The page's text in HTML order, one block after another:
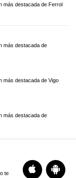
más destacada de Ferrol
más destacada de
más destacada de Vigo
más destacada de
te